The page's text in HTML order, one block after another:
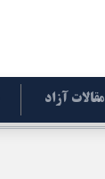
مقالات آزاد